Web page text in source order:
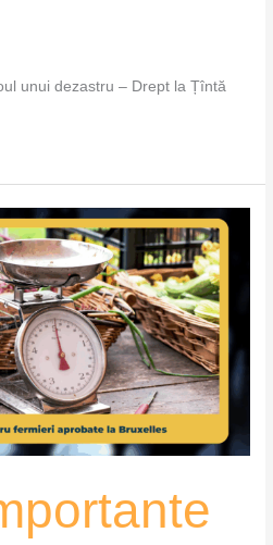
unui dezastru – Drept la Țîntă